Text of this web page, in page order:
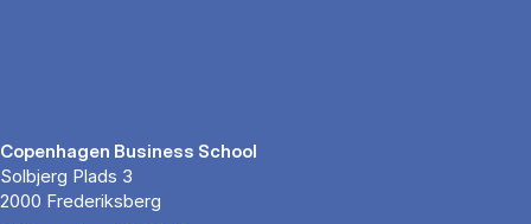
Copenhagen Business School
Solbjerg Plads 3
2000 Frederiksberg